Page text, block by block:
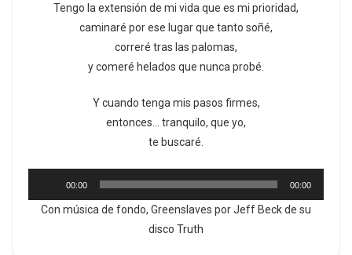
Tengo la extensión de mi vida que es mi prioridad,
caminaré por ese lugar que tanto soñé,
correré tras las palomas,
y comeré helados que nunca probé.
Y cuando tenga mis pasos firmes,
entonces… tranquilo, que yo,
te buscaré.
de
00:00 00:00
Con música de fondo, Greenslaves por Jeff Beck de su
disco Truth